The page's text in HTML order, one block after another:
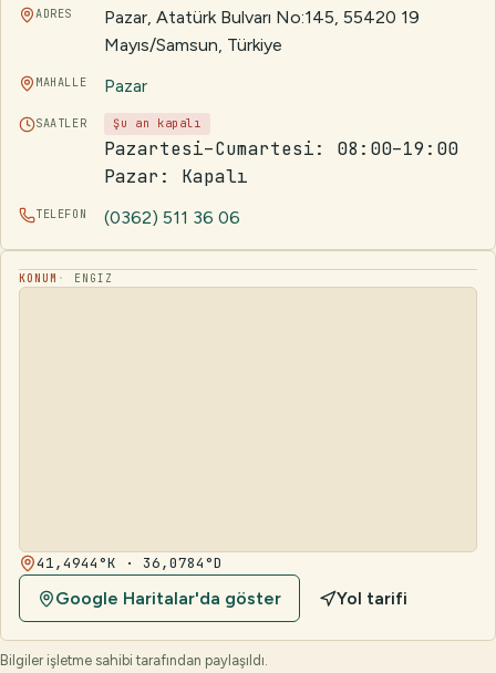
ADRES
Pazar, Atatürk Bulvarı No:145, 55420 19
Mayıs/Samsun, Türkiye
MAHALLE Pazar
SAATLER Şu an kapalı
Pazartesi–Cumartesi: 08:00–19:00
Pazar: Kapalı
TELEFON (0362) 511 36 06
KONUM ENGIZ
41,4944°K · 36,0784°D
Google Haritalar'da göster Yol tarifi
Bilgiler işletme sahibi tarafından paylaşıldı.